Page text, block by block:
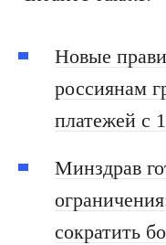
Новые
россиянам
платежей с
Минздрав
сократить